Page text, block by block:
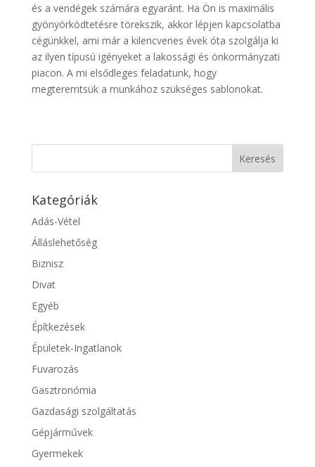
és a vendégek számára egyaránt. Ha Ön is maximális
gyönyörködtetésre törekszik, akkor lépjen kapcsolatba
cégünkkel, ami már a kilencvenes évek óta szolgálja ki
az ilyen típusú igényeket a lakossági és önkormányzati
piacon. A mi elsődleges feladatunk, hogy
megteremtsük a munkához szükséges sablonokat.
Kategóriák
Adás-Vétel
Álláslehetőség
Biznisz
Divat
Egyéb
Építkezések
Épületek-Ingatlanok
Fuvarozás
Gasztronómia
Gazdasági szolgáltatás
Gépjárművek
Gyermekek